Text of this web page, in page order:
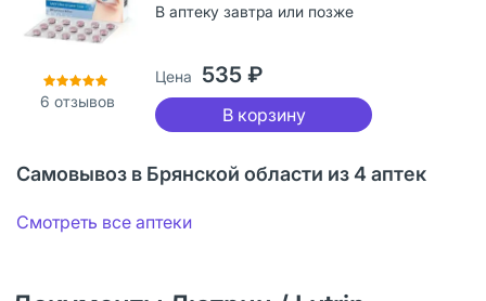
6 отзывов
В аптеку завтра или позже
Цена 535 ₽
В корзину
Самовывоз в Брянской области из 4 аптек
Смотреть все аптеки